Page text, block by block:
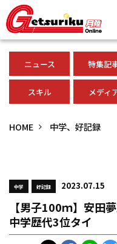
ニュース 特集記
スキル メディ
HOME 中学、好記録
中学 好記録 2023.07.15
【男子100ｍ】安田
中学歴代3位タイ